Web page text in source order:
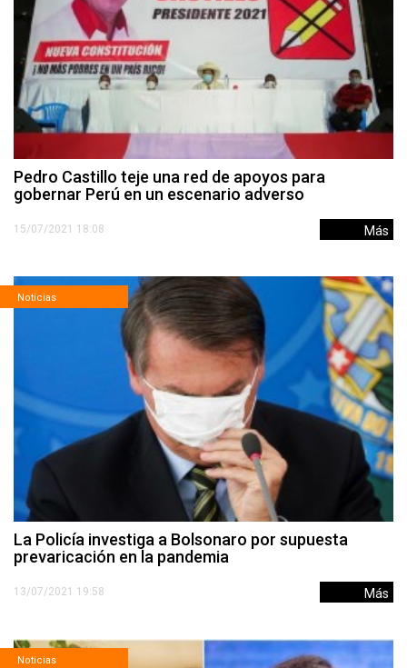
Pedro Castillo teje una red de apoyos para
gobernar Perú en un escenario adverso
15/07/2021 18:08 Más
Noticias
La Policía investiga a Bolsonaro por supuesta
prevaricación en la pandemia
13/07/2021 19:58 Más
Noticias